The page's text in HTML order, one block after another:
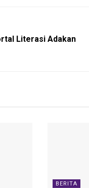
Literasi Adakan
BERITA